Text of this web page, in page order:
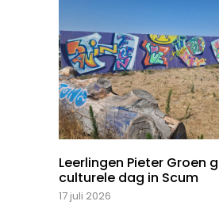
Leerlingen Pieter Groen
culturele dag in Scum
17 juli 2026